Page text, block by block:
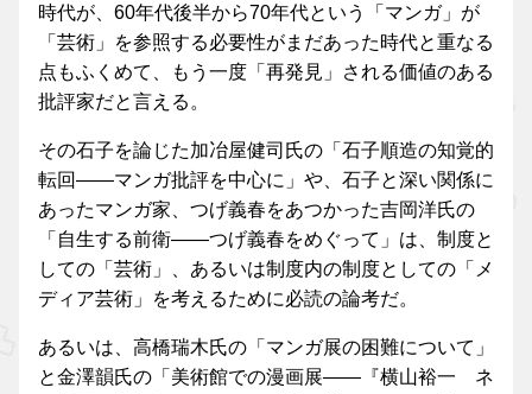
時代が、60年代後半から70年代という「マンガ」が
「芸術」を参照する必要性がまだあった時代と重なる
点もふくめて、もう一度「再発見」される価値のある
批評家だと言える。
その石子を論じた加冶屋健司氏の「石子順造の知覚的
転回——マンガ批評を中心に」や、石子と深い関係に
あったマンガ家、つげ義春をあつかった吉岡洋氏の
「自生する前衛——つげ義春をめぐって」は、制度と
しての「芸術」、あるいは制度内の制度としての「メ
ディア芸術」を考えるために必読の論考だ。
あるいは、高橋瑞木氏の「マンガ展の困難について」
と金澤韻氏の「美術館での漫画展——『横山裕一 ネ